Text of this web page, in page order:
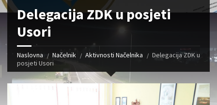
Delegacija ZDK u posjeti
Usori
Naslovna Načelnik Aktivnosti Načelnika
Delegacija ZDK u
posjeti Usori